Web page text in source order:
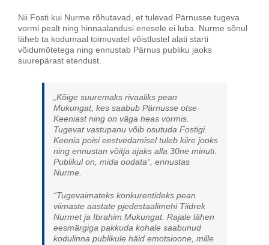
Nii Fosti kui Nurme rõhutavad, et tulevad Pärnusse tugeva
vormi pealt ning hinnaalandusi enesele ei luba. Nurme sõnul
läheb ta kodumaal toimuvatel võistlustel alati starti
võidumõtetega ning ennustab Pärnus publiku jaoks
suurepärast etendust.
„Kõige suuremaks rivaaliks pean
Mukungat, kes saabub Pärnusse otse
Keeniast ning on väga heas vormis.
Tugevat vastupanu võib osutuda Fostigi.
Keenia poisi eestvedamisel tuleb kiire jooks
ning ennustan võitja ajaks alla 30ne minuti.
Publikul on, mida oodata“, ennustas
Nurme.
“Tugevaimateks konkurentideks pean
viimaste aastate pjedestaalimehi Tiidrek
Nurmet ja Ibrahim Mukungat. Rajale lähen
eesmärgiga pakkuda kohale saabunud
kodulinna publikule häid emotsioone, mille